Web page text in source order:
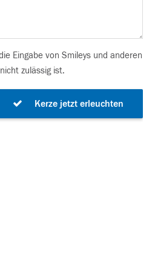
Eingabe von Smileys und anderen
zulässig ist.
Kerze jetzt erleuchten